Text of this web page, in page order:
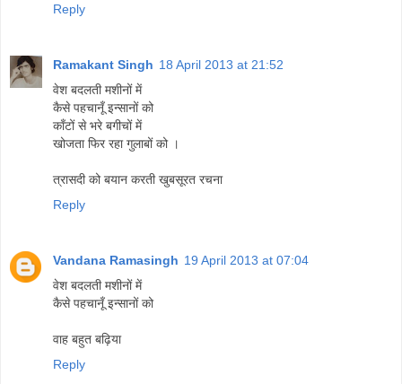
Reply
Ramakant Singh 18 April 2013 at 21:52
वेश बदलती मशीनों में
कैसे पहचानूँ इन्सानों को
काँटों से भरे बगीचों में
खोजता फिर रहा गुलाबों को ।
त्रासदी को बयान करती खुबसूरत रचना
Reply
Vandana Ramasingh 19 April 2013 at 07:04
वेश बदलती मशीनों में
कैसे पहचानूँ इन्सानों को
वाह बहुत बढ़िया
Reply